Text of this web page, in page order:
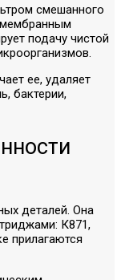
смешанного
подачу чистой
ее, удаляет
бактерии,
деталей. Она
К871,
прилагаются